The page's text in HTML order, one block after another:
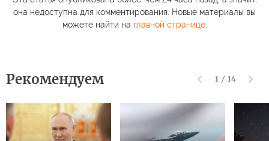
она недоступна для комментирования. Новые материалы вы
можете найти на главной странице.
Рекомендуем 1 / 14